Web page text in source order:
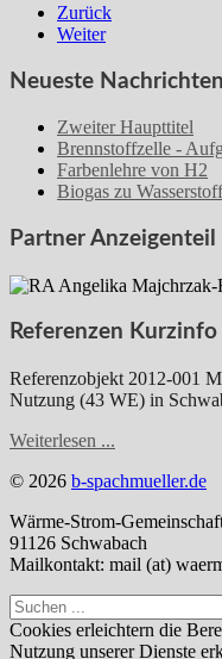
Zurück
Weiter
Neueste Nachrichten
Zweiter Haupttitel
Brennstoffzelle -
Farbenlehre von H2
Biogas zu Wasserstoff
Partner Anzeigenteil
Referenzen Kurzinfo
Referenzobjekt 2012-001
Nutzung (43 WE) in
Weiterlesen ...
© 2026 b-spachmueller.de
Wärme-Strom-
91126 Schwabach
Mailkontakt: mail (at)
Cookies erleichtern die
Nutzung unserer Dienste